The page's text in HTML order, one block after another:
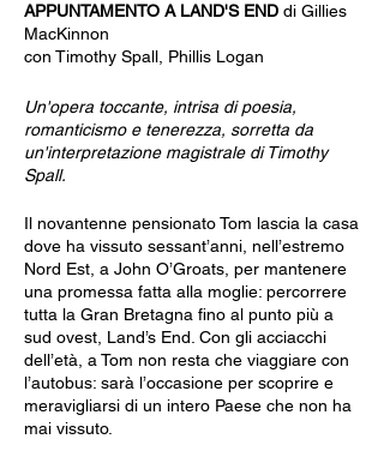
APPUNTAMENTO A LAND'S END di Gillies
MacKinnon
con Timothy Spall, Phillis Logan
Un'opera toccante, intrisa di poesia,
romanticismo e tenerezza, sorretta da
un'interpretazione magistrale di Timothy
Spall.
Il novantenne pensionato Tom lascia la casa
dove ha vissuto sessant’anni, nell’estremo
Nord Est, a John O’Groats, per mantenere
una promessa fatta alla moglie: percorrere
tutta la Gran Bretagna fino al punto più a
sud ovest, Land’s End. Con gli acciacchi
dell’età, a Tom non resta che viaggiare con
l’autobus: sarà l’occasione per scoprire e
meravigliarsi di un intero Paese che non ha
mai vissuto.